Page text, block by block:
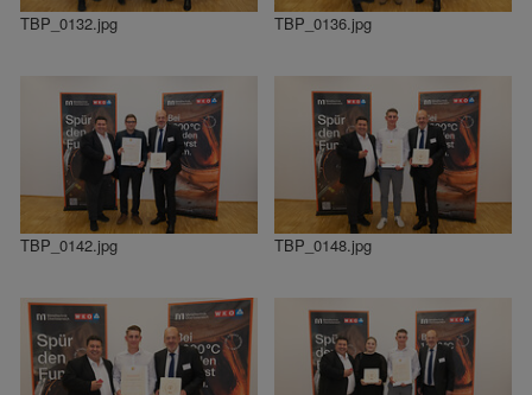
TBP_0132.jpg TBP_0136.jpg
TBP_0142.jpg TBP_0148.jpg